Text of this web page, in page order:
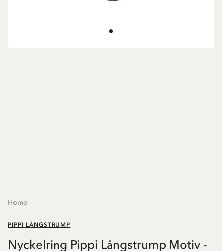
Home
PIPPI LÅNGSTRUMP
Nyckelring Pippi Långstrump Motiv -